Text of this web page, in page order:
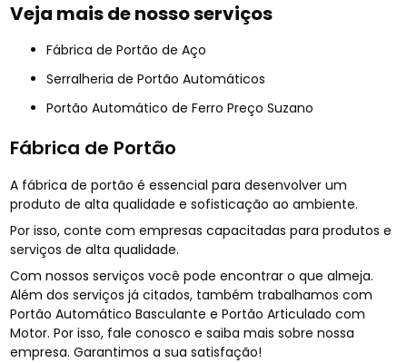
Veja mais de nosso serviços
Fábrica de Portão de Aço
Serralheria de Portão Automáticos
Portão Automático de Ferro Preço Suzano
Fábrica de Portão
A fábrica de portão é essencial para desenvolver um
produto de alta qualidade e sofisticação ao ambiente.
Por isso, conte com empresas capacitadas para produtos e
serviços de alta qualidade.
Com nossos serviços você pode encontrar o que almeja.
Além dos serviços já citados, também trabalhamos com
Portão Automático Basculante e Portão Articulado com
Motor. Por isso, fale conosco e saiba mais sobre nossa
empresa. Garantimos a sua satisfação!